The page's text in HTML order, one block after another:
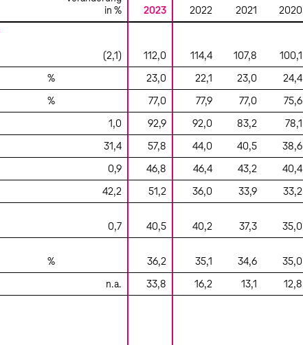
in %
2023 2022 2021 2020
(2,1) 112,0 114,4 107,8 100,1
% 23,0 22,1 23,0 24,4
% 77,0 77,9 77,0 75,6
1,0 92,9 92,0 83,2 78,1
31,4 57,8 44,0 40,5 38,6
0,9 46,8 46,4 43,2 40,4
42,2 51,2 36,0 33,9 33,2
0,7 40,5 40,2 37,3 35,0
% 36,2 35,1 34,6 35,0
n.a. 33,8 16,2 13,1 12,8